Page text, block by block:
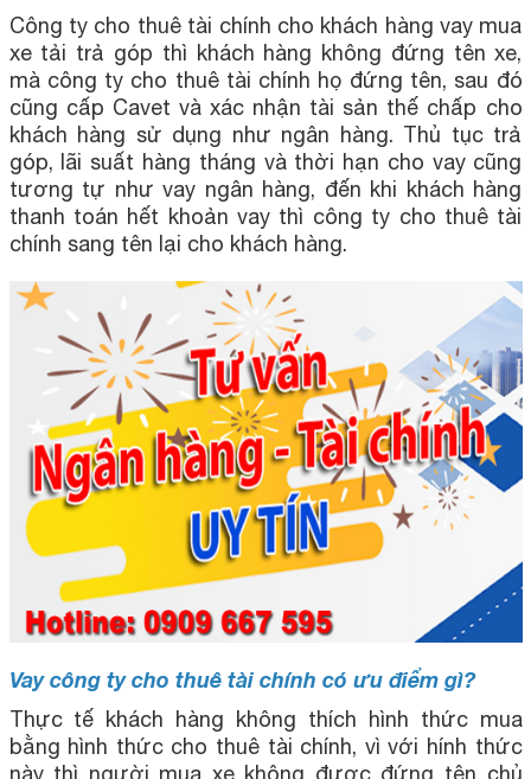
Công ty cho thuê tài chính cho khách hàng vay mua
xe tải trả góp thì khách hàng không đứng tên xe,
mà công ty cho thuê tài chính họ đứng tên, sau đó
cũng cấp Cavet và xác nhận tài sản thế chấp cho
khách hàng sử dụng như ngân hàng. Thủ tục trả
góp, lãi suất hàng tháng và thời hạn cho vay cũng
tương tự như vay ngân hàng, đến khi khách hàng
thanh toán hết khoản vay thì công ty cho thuê tài
chính sang tên lại cho khách hàng.
Vay công ty cho thuê tài chính có ưu điểm gì?
Thực tế khách hàng không thích hình thức mua
bằng hình thức cho thuê tài chính, vì với hính thức
này thì người mua xe không được đứng tên chủ